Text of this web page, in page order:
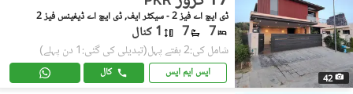
42
ڈی ایچ اے فیز 2 - سیکٹر ایف, ڈی ایچ اے ڈیفینس فیز 2
7
7 1 کنال
شامل کی:2 ہفتے پہل (تبدیلی کی گئی:1 دن پہلے)
ایس ایم ایس کال